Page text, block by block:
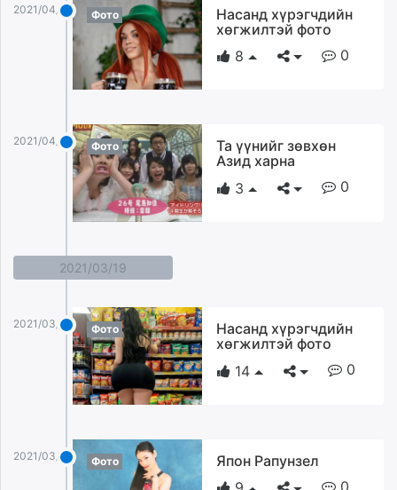
2021/04/02 Фото
Насанд хүрэгчдийн
хөгжилтэй фото
8
0
2021/04/02 Фото
Та үүнийг зөвхөн
Азид харна
3
0
2021/03/19
2021/03/19 Фото
Насанд хүрэгчдийн
хөгжилтэй фото
14
0
2021/03/19 Фото
Япон Рапунзел
0